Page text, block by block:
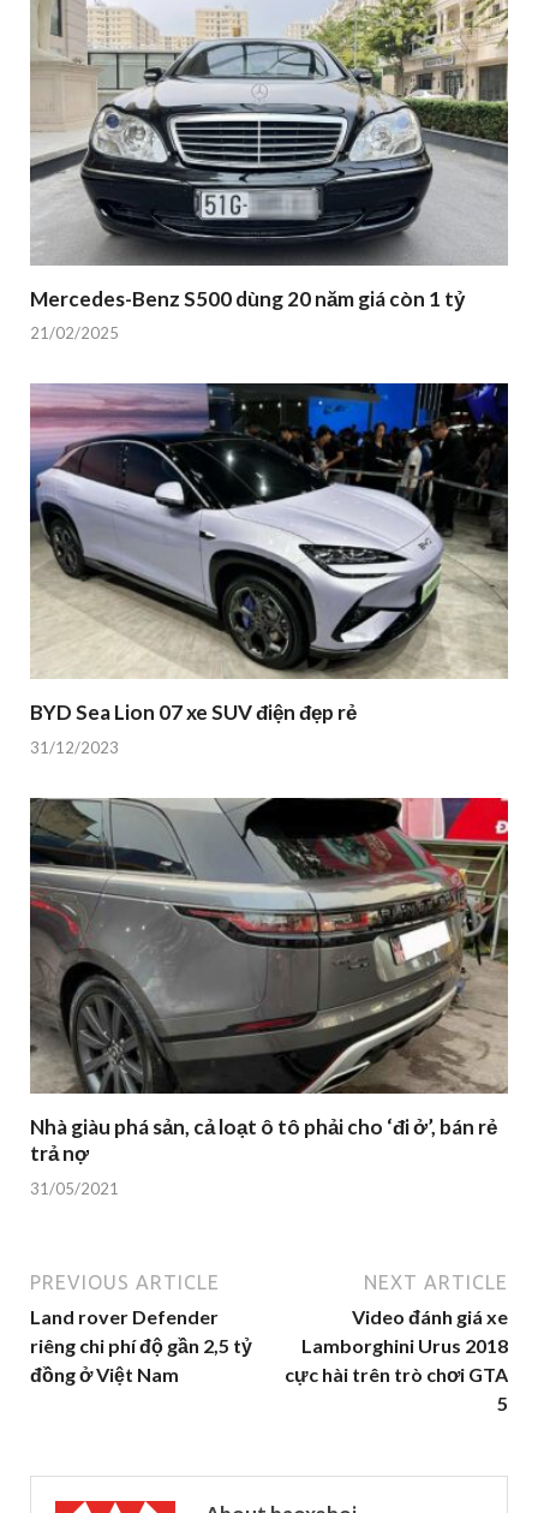
Mercedes-Benz S500 dùng 20 năm giá còn 1 tỷ
21/02/2025
BYD Sea Lion 07 xe SUV điện đẹp rẻ
31/12/2023
Nhà giàu phá sản, cả loạt ô tô phải cho ‘đi ở’, bán rẻ
trả nợ
31/05/2021
PREVIOUS ARTICLE
Land rover Defender
riêng chi phí độ gần 2,5 tỷ
đồng ở Việt Nam
NEXT ARTICLE
Video đánh giá xe
Lamborghini Urus 2018
cực hài trên trò chơi GTA
5